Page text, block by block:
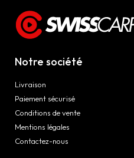
Notre société
Livraison
Paiement sécurisé
Conditions de vente
Mentions légales
Contactez-nous